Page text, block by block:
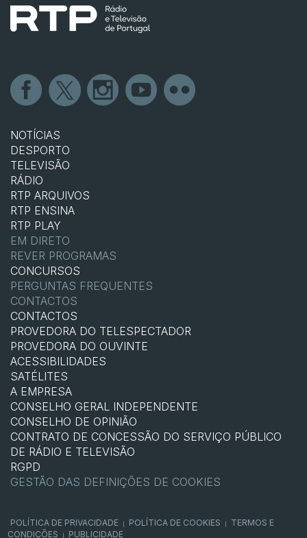
NOTÍCIAS
DESPORTO
TELEVISÃO
RÁDIO
RTP ARQUIVOS
RTP ENSINA
RTP PLAY
EM DIRETO
REVER PROGRAMAS
CONCURSOS
PERGUNTAS FREQUENTES
CONTACTOS
CONTACTOS
PROVEDORA DO TELESPECTADOR
PROVEDORA DO OUVINTE
ACESSIBILIDADES
SATÉLITES
A EMPRESA
CONSELHO GERAL INDEPENDENTE
CONSELHO DE OPINIÃO
CONTRATO DE CONCESSÃO DO SERVIÇO PÚBLICO
DE RÁDIO E TELEVISÃO
RGPD
GESTÃO DAS DEFINIÇÕES DE COOKIES
POLÍTICA DE PRIVACIDADE POLÍTICA DE COOKIES
TERMOS E
CONDIÇÕES
PUBLICIDADE